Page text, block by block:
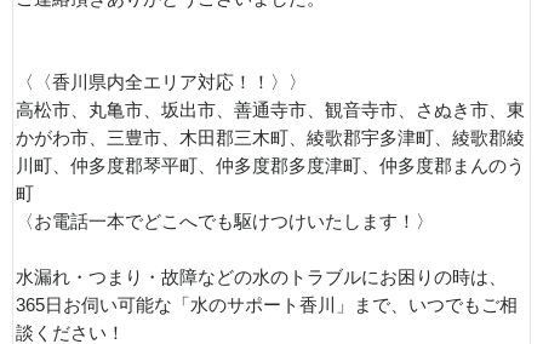
〈〈香川県内全エリア対応！！〉〉
高松市、丸亀市、坂出市、善通寺市、観音寺市、さぬき市、東
かがわ市、三豊市、木田郡三木町、綾歌郡宇多津町、綾歌郡綾
川町、仲多度郡琴平町、仲多度郡多度津町、仲多度郡まんのう
町
〈お電話一本でどこへでも駆けつけいたします！〉
水漏れ・つまり・故障などの水のトラブルにお困りの時は、
365日お伺い可能な「水のサポート香川」まで、いつでもご相
談ください！